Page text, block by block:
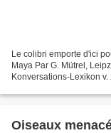
Le colibri emporte d'ici
Maya Par G. Mütrel,
Konversations-Lexikon v.
Oiseaux